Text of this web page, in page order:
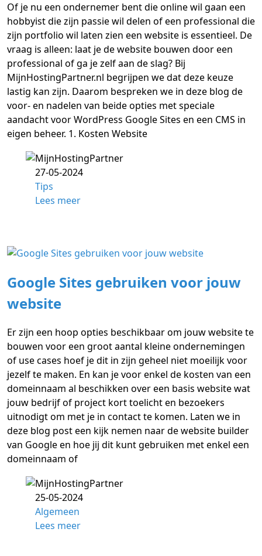
Of je nu een ondernemer bent die online wil gaan een
hobbyist die zijn passie wil delen of een professional die
zijn portfolio wil laten zien een website is essentieel. De
vraag is alleen: laat je de website bouwen door een
professional of ga je zelf aan de slag? Bij
MijnHostingPartner.nl begrijpen we dat deze keuze
lastig kan zijn. Daarom bespreken we in deze blog de
voor- en nadelen van beide opties met speciale
aandacht voor WordPress Google Sites en een CMS in
eigen beheer. 1. Kosten Website
27-05-2024
Tips
Lees meer
Google Sites gebruiken voor jouw
website
Er zijn een hoop opties beschikbaar om jouw website te
bouwen voor een groot aantal kleine ondernemingen
of use cases hoef je dit in zijn geheel niet moeilijk voor
jezelf te maken. En kan je voor enkel de kosten van een
domeinnaam al beschikken over een basis website wat
jouw bedrijf of project kort toelicht en bezoekers
uitnodigt om met je in contact te komen. Laten we in
deze blog post een kijk nemen naar de website builder
van Google en hoe jij dit kunt gebruiken met enkel een
domeinnaam of
25-05-2024
Algemeen
Lees meer